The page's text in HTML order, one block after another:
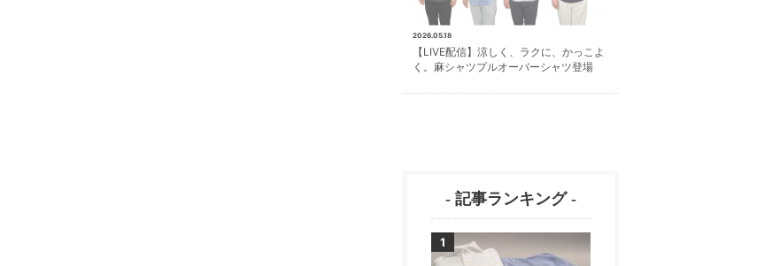
2026.05.18
【LIVE配信】涼しく、ラクに、かっこよ
く。麻シャツプルオーバーシャツ登場
- 記事ランキング -